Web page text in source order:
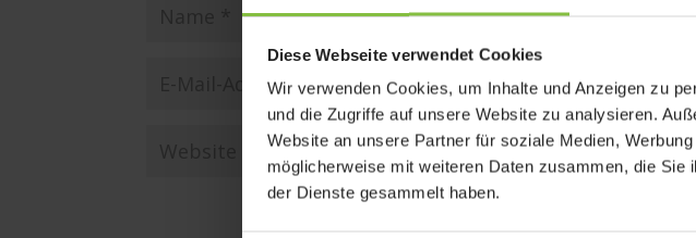
Diese Webseite verwendet Cookies
Wir verwenden Cookies, um Inhalte und Anzeigen zu
und die Zugriffe auf unsere Website zu analysieren.
Website an unsere Partner für soziale Medien,
möglicherweise mit weiteren Daten zusammen, die
der Dienste gesammelt haben.